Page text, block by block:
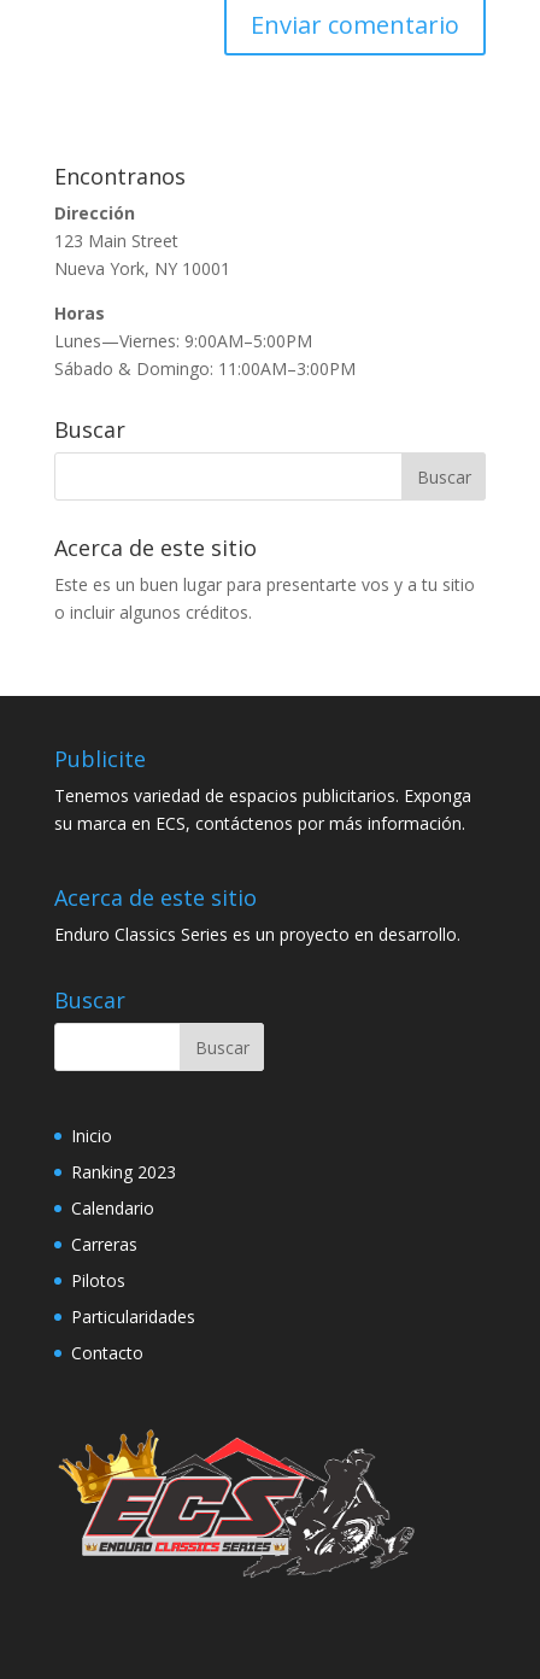
Encontranos
Dirección
123 Main Street
Nueva York, NY 10001
Horas
Lunes—Viernes: 9:00AM–5:00PM
Sábado & Domingo: 11:00AM–3:00PM
Buscar
Acerca de este sitio
Este es un buen lugar para presentarte vos y a tu sitio
o incluir algunos créditos.
Publicite
Tenemos variedad de espacios publicitarios. Exponga
su marca en ECS, contáctenos por más información.
Acerca de este sitio
Enduro Classics Series es un proyecto en desarrollo.
Buscar
Inicio
Ranking 2023
Calendario
Carreras
Pilotos
Particularidades
Contacto